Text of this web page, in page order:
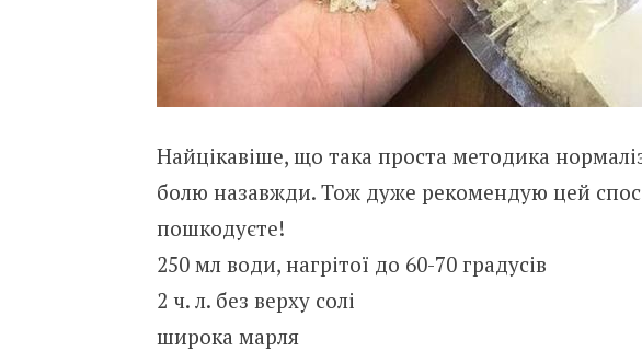
Найцікавіше, що така проста методика
болю назавжди. Тож дуже рекомендую цей
пошкодуєте!
250 мл води, нагрітої до 60-70 градусів
2 ч. л. без верху солі
широка марля